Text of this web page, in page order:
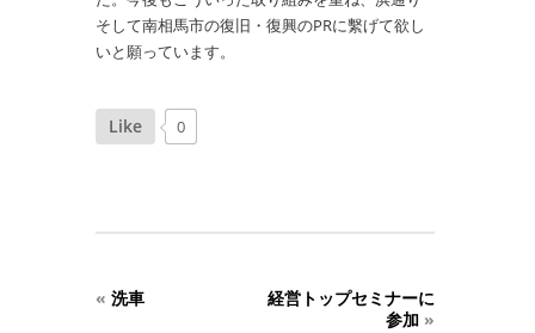
そして南相馬市の復旧・復興のPRに繫げて欲し
いと願っています。
Like 0
« 洗車
経営トップセミナーに
参加 »